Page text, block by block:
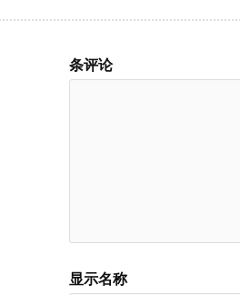
条评论
显示名称